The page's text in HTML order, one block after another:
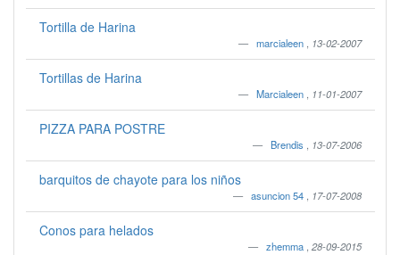
Tortilla de Harina
marcialeen 13-02-2007
Tortillas de Harina
Marcialeen 11-01-2007
PIZZA PARA POSTRE
Brendis 13-07-2006
barquitos de chayote para los niños
asuncion 54 17-07-2008
Conos para helados
zhemma 28-09-2015